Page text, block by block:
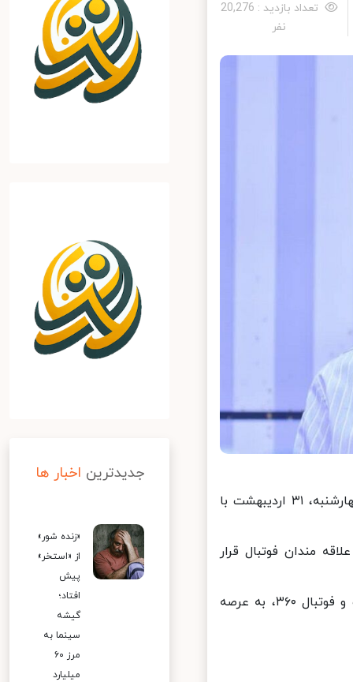
تعداد بازدید : 20,276
نفر
به گزارش آپارات اسپرت، بازی پرمخاطب تاتنهام-منچستریونایتد امشب چهارشنبه، ۳۱ اردیبهشت با
دسترس مردم و علاقه مندان فوتبال قرار
فردوسی‌پور مدتی است که با گزارش بازی‌های جام اروپا از آپارات اسپرت و فوتبال ۳۶۰، به عرصه
جدیدترین اخبار ها
«زنده شور»
از «استخر»
پیش
افتاد؛
گیشه
سینما به
مرز ۶۰
میلیارد